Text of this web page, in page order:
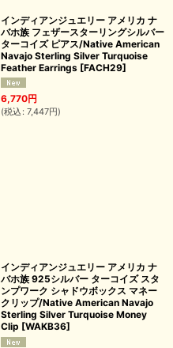
インディアンジュエリー アメリカ ナ
バホ族 フェザースターリングシルバー
ターコイズ ピアス/Native American
Navajo Sterling Silver Turquoise
Feather Earrings [FACH29]
6,770円
(税込 : 7,447円)
インディアンジュエリー アメリカ ナ
バホ族 925シルバー ターコイズ スタ
ンプワーク シャドウボックス マネー
クリップ/Native American Navajo
Sterling Silver Turquoise Money
Clip [WAKB36]